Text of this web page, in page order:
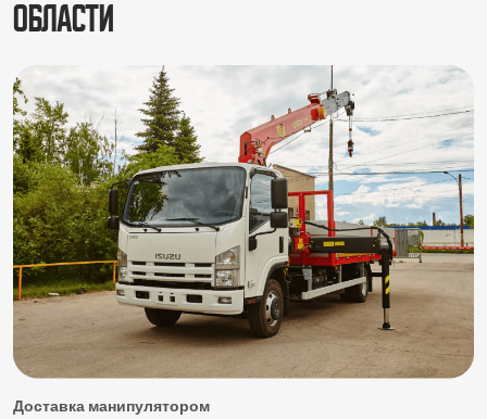
области
Доставка манипулятором